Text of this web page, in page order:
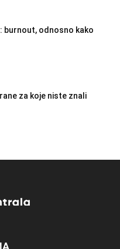
burnout, odnosno kako
za koje niste znali